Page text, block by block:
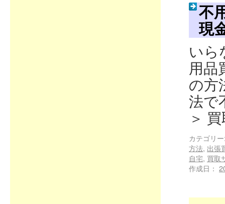
不
現
いら
用品
の方
法で
＞
カテゴリ
方法, 出張
自宅, 買取
作成日：